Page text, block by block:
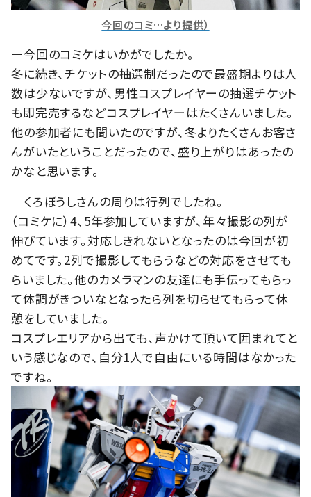
今回のコミ…より提供）
ー今回のコミケはいかがでしたか。
冬に続き、チケットの抽選制だったので最盛期よりは人
数は少ないですが、男性コスプレイヤーの抽選チケット
も即完売するなどコスプレイヤーはたくさんいました。
他の参加者にも聞いたのですが、冬よりたくさんお客さ
んがいたということだったので、盛り上がりはあったの
かなと思います。
―くろぼうしさんの周りは行列でしたね。
（コミケに）4、5年参加していますが、年々撮影の列が
伸びています。対応しきれないとなったのは今回が初
めてです。2列で撮影してもらうなどの対応をさせても
らいました。他のカメラマンの友達にも手伝ってもらっ
て体調がきついなとなったら列を切らせてもらって休
憩をしていました。
コスプレエリアから出ても、声かけて頂いて囲まれてと
いう感じなので、自分1人で自由にいる時間はなかった
ですね。